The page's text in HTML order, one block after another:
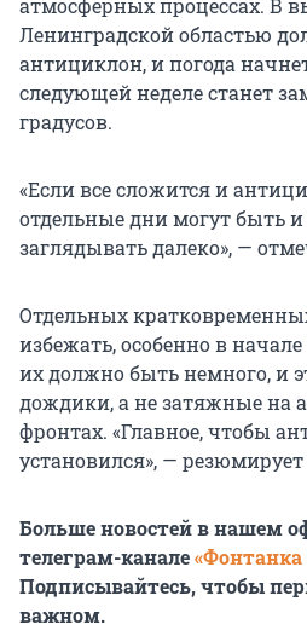
атмосферных процессах. В
Ленинградской областью
антициклон, и погода
следующей неделе станет
градусов.
«Если все сложится и
отдельные дни могут быть и
заглядывать далеко», —
Отдельных
избежать, особенно в
их должно быть немного, и
дождики, а не затяжные на
фронтах. «Главное, чтобы
установился», — резюмирует
Больше новостей в нашем
телеграм-канале«Фонтанка
Подписывайтесь, чтобы
важном.